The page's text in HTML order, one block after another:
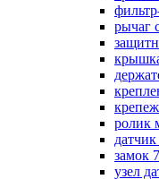
рычаг
ролик
замок
узел